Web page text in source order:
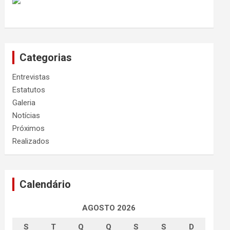
Categorias
Entrevistas
Estatutos
Galeria
Notícias
Próximos
Realizados
Calendário
AGOSTO 2026
S T Q Q S S D